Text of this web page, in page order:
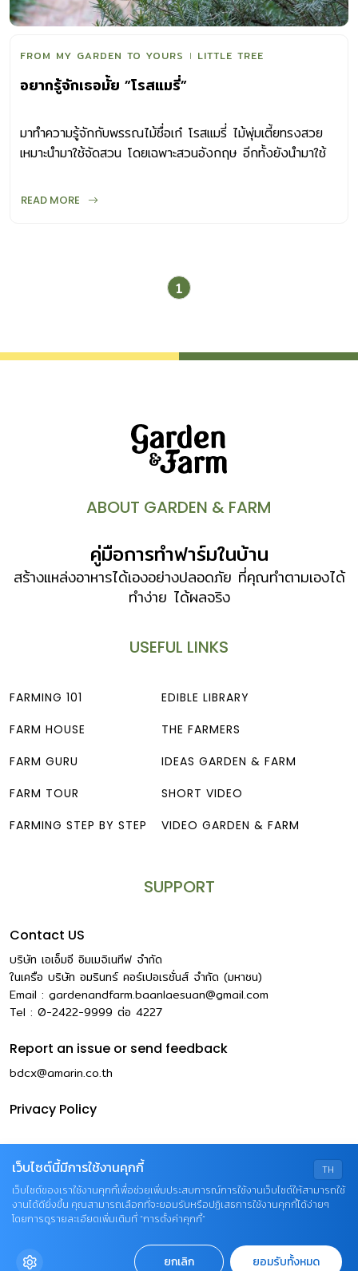
FROM MY GARDEN TO YOURS LITTLE TREE
อยากรู้จักเธอมั้ย ”โรสแมรี่”
มาทำความรู้จักกับพรรณไม้ชื่อเก๋ โรสแมรี่ ไม้พุ่มเตี้ยทรงสวย
เหมาะนำมาใช้จัดสวน โดยเฉพาะสวนอังกฤษ อีกทั้งยังนำมาใช้
READ MORE
1
ABOUT GARDEN & FARM
คู่มือการทำฟาร์มในบ้าน
สร้างแหล่งอาหารได้เองอย่างปลอดภัย ที่คุณทำตามเองได้
ทำง่าย ได้ผลจริง
USEFUL LINKS
FARMING 101
FARM HOUSE
FARM GURU
FARM TOUR
FARMING STEP BY STEP
EDIBLE LIBRARY
THE FARMERS
IDEAS GARDEN & FARM
SHORT VIDEO
VIDEO GARDEN & FARM
SUPPORT
Contact US
บริษัท เอเอ็มอี อิมเมจิเนทีฟ จำกัด
ในเครือ บริษัท อมรินทร์ คอร์เปอเรชั่นส์ จำกัด (มหาชน)
Email : gardenandfarm.baanlaesuan@gmail.com
Tel : 0-2422-9999 ต่อ 4227
Report an issue or send feedback
bdcx@amarin.co.th
Privacy Policy
© COPYRIGHT 2026 AME IMAGINATIVE COMPANY
TH
เว็บไซต์นี้มีการใช้งานคุกกี้
เว็บไซต์ของเราใช้งานคุกกี้เพื่อช่วยเพิ่มประสบการณ์การใช้งานเว็บไซต์ให้สามารถใช้
งานได้ดียิ่งขึ้น คุณสามารถเลือกที่จะยอมรับหรือปฏิเสธการใช้งานคุกกี้ได้ง่ายๆ
โดยการดูรายละเอียดเพิ่มเติมที่ “การตั้งค่าคุกกี้”
ยกเลิก ยอมรับทั้งหมด